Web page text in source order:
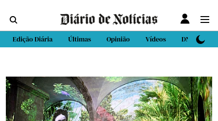
Edição Diária Últimas Opinião Vídeos DN Sport